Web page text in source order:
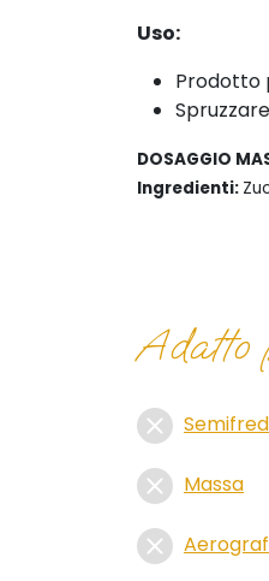
Uso:
Prodotto
DOSAGGIO
Ingredienti:
Adatto
Massa